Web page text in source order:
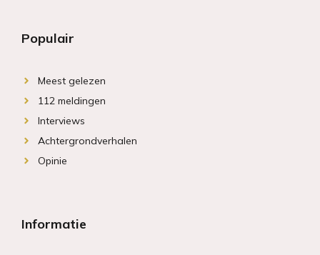
Populair
Meest gelezen
112 meldingen
Interviews
Achtergrondverhalen
Opinie
Informatie